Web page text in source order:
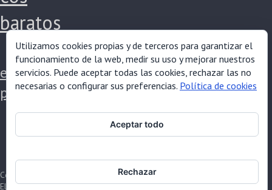
baratos
pastores
electricos
potentes
Copyright © 2026
Eléctricos Zagal. All rights reserved.
Utilizamos cookies propias y de terceros para garantizar el
funcionamiento de la web, medir su uso y mejorar nuestros
servicios. Puede aceptar todas las cookies, rechazar las no
necesarias o configurar sus preferencias. Política de cookies
Aceptar todo
Rechazar